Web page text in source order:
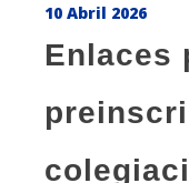
10 Abril 2026
Enlaces